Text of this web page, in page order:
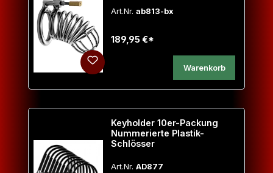
Art.Nr. ab813-bx
189,95 €*
Warenkorb
Keyholder 10er-Packung
Nummerierte Plastik-
Schlösser
Art.Nr. AD877